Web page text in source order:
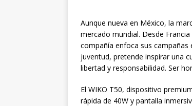
Aunque nueva en México, la
mercado mundial. Desde
compañía enfoca sus campañas
juventud, pretende inspirar una
libertad y responsabilidad. Ser
El WIKO T50, dispositivo
rápida de 40W y pantalla